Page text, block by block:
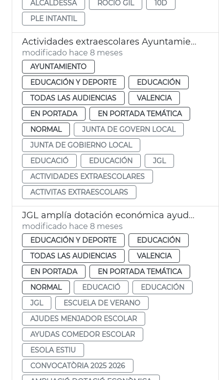
ALCALDESSA ROCÍO GIL
10D
PLE INTANTIL
Actividades extraescolares Ayuntamiento de València
modificado hace 8 meses
AYUNTAMIENTO
EDUCACIÓN Y DEPORTE
EDUCACIÓN
TODAS LAS AUDIENCIAS
VALENCIA
EN PORTADA
EN PORTADA TEMÁTICA
NORMAL
JUNTA DE GOVERN LOCAL
JUNTA DE GOBIERNO LOCAL
EDUCACIÓ
EDUCACIÓN
JGL
ACTIVIDADES EXTRAESCOLARES
ACTIVITAS EXTRAESCOLARS
JGL amplía dotación económica ayudes comedor y escuela de verano
modificado hace 8 meses
EDUCACIÓN Y DEPORTE
EDUCACIÓN
TODAS LAS AUDIENCIAS
VALENCIA
EN PORTADA
EN PORTADA TEMÁTICA
NORMAL
EDUCACIÓ
EDUCACIÓN
JGL
ESCUELA DE VERANO
AJUDES MENJADOR ESCOLAR
AYUDAS COMEDOR ESCOLAR
ESOLA ESTIU
CONVOCATÒRIA 2025 2026